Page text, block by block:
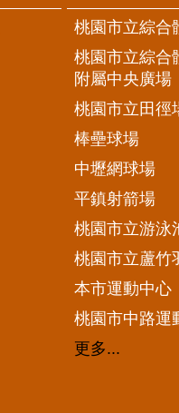
桃園市立綜合
桃園市立綜合
附屬中央廣場
桃園市立田徑
棒壘球場
中壢網球場
平鎮射箭場
桃園市立游泳
桃園市立蘆竹
本市運動中心
桃園市中路運
更多...